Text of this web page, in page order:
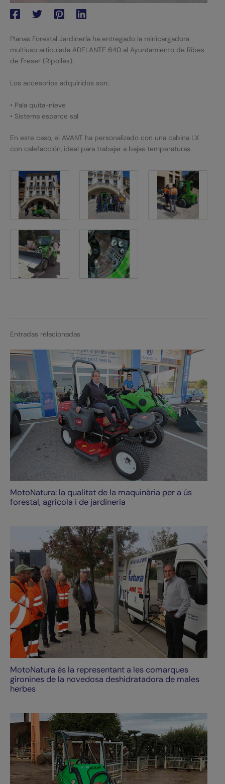
Planas Forestal Jardinería ha entregado la minicargadora
multiuso articulada ADELANTE 640 al Ayuntamiento de Ribes
de Freser (Ripollès).
Los accesorios adquiridos son:
• Pala quita-nieve
• Sistema esparce sal
En este caso, el AVANT ha personalizado con una cabina LX
con calefacción, ideal para trabajar a bajas temperaturas.
Entradas relacionadas
MotoNatura: la qualitat de la maquinària per a ús
forestal, agrícola i de jardineria
MotoNatura és la representant a les comarques
gironines de la novedosa deshidratadora de males
herbes